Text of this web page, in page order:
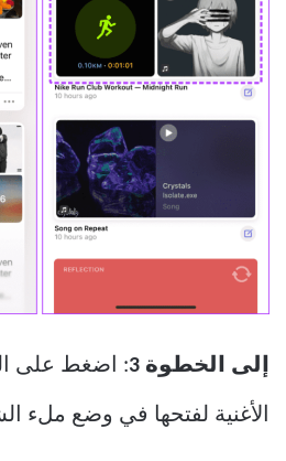
إلى الخطوة 3 : اضغط على
الأغنية لفتحها في وضع ملء